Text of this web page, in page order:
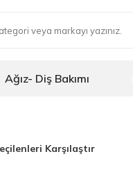
Ağız- Diş Bakımı
Karşılaştır